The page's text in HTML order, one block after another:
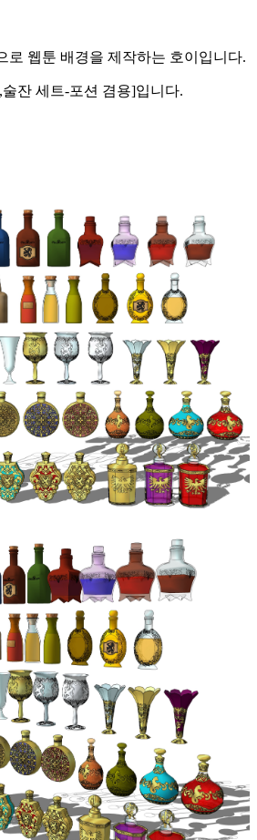
로 웹툰 배경을 제작하는 호이입니다.
잔 세트-포션 겸용]입니다.